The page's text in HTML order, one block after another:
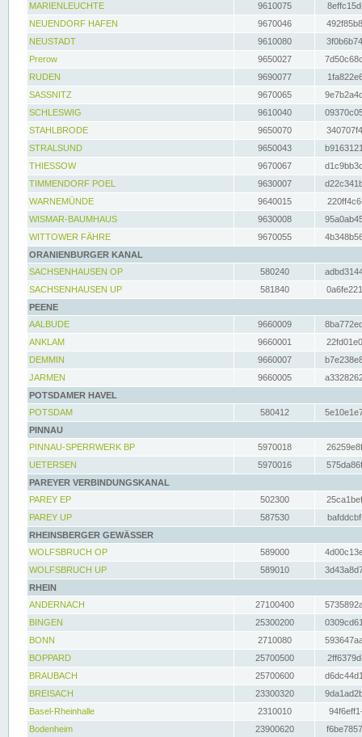
MARIENLEUCHTE
9610075
NEUENDORF HAFEN
9670046
NEUSTADT
9610080
Prerow
9650027
RUDEN
9690077
SASSNITZ
9670065
SCHLESWIG
9610040
STAHLBRODE
9650070
STRALSUND
9650043
THIESSOW
9670067
TIMMENDORF POEL
9630007
WARNEMÜNDE
9640015
WISMAR-BAUMHAUS
9630008
WITTOWER FÄHRE
9670055
ORANIENBURGER KANAL
SACHSENHAUSEN OP
580240
SACHSENHAUSEN UP
581840
PEENE
AALBUDE
9660009
ANKLAM
9660001
DEMMIN
9660007
JARMEN
9660005
POTSDAMER HAVEL
POTSDAM
580412
PINNAU
PINNAU-SPERRWERK BP
5970018
UETERSEN
5970016
PAREYER VERBINDUNGSKANAL
PAREY EP
502300
PAREY UP
587530
RHEINSBERGER GEWÄSSER
WOLFSBRUCH OP
589000
WOLFSBRUCH UP
589010
RHEIN
ANDERNACH
27100400
BINGEN
25300200
BONN
2710080
BOPPARD
25700500
BRAUBACH
25700600
BREISACH
23300320
Basel-Rheinhalle
2310010
Bodenheim
23900620